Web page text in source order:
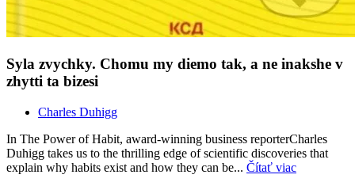
Syla zvychky. Chomu my diemo tak, a ne inakshe v
zhytti ta bizesi
Charles Duhigg
In The Power of Habit, award-winning business reporterCharles
Duhigg takes us to the thrilling edge of scientific discoveries that
explain why habits exist and how they can be... Čítať viac